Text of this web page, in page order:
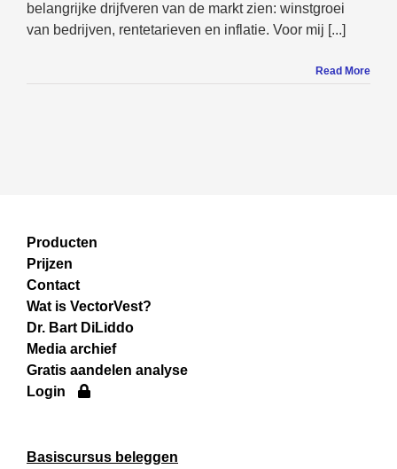
belangrijke drijfveren van de markt zien: winstgroei
van bedrijven, rentetarieven en inflatie. Voor mij [...]
Read More
Producten
Prijzen
Contact
Wat is VectorVest?
Dr. Bart DiLiddo
Media archief
Gratis aandelen analyse
Login
Basiscursus beleggen